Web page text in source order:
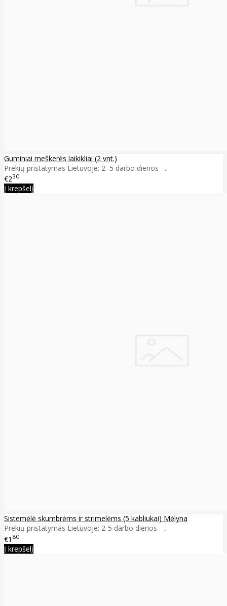
Guminiai meškerės laikikliai (2 vnt.)
Prekių pristatymas Lietuvoje: 2–5 darbo dienos ..
€230
Į krepšelį
Sistemėlė skumbrėms ir strimelėms (5 kabliukai) Mėlyna
Prekių pristatymas Lietuvoje: 2-5 darbo dienos ..
€1 80
Į krepšelį